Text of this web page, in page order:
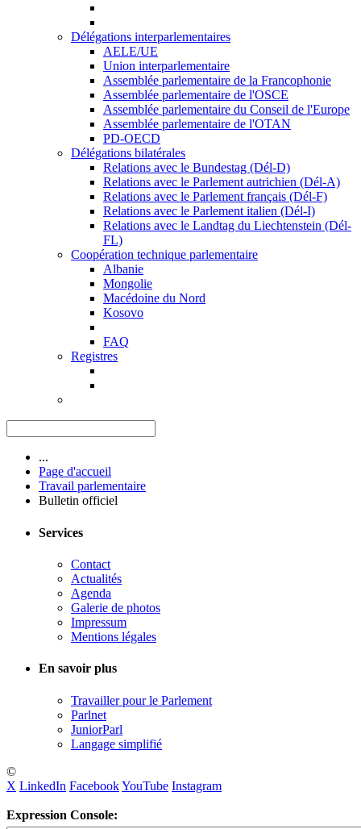
Délégations interparlementaires
AELE/UE
Union interparlementaire
Assemblée parlementaire de la Francophonie
Assemblée parlementaire de l'OSCE
Assemblée parlementaire du Conseil de l'Europe
Assemblée parlementaire de l'OTAN
PD-OECD
Délégations bilatérales
Relations avec le Bundestag (Dél-D)
Relations avec le Parlement autrichien (Dél-A)
Relations avec le Parlement français (Dél-F)
Relations avec le Parlement italien (Dél-I)
Relations avec le Landtag du Liechtenstein (Dél-
FL)
Coopération technique parlementaire
Albanie
Mongolie
Macédoine du Nord
Kosovo
FAQ
Registres
...
Page d'accueil
Travail parlementaire
Bulletin officiel
Services
Contact
Actualités
Agenda
Galerie de photos
Impressum
Mentions légales
En savoir plus
Travailler pour le Parlement
Parlnet
JuniorParl
Langage simplifié
©
X LinkedIn FacebookYouTube Instagram
Expression Console: